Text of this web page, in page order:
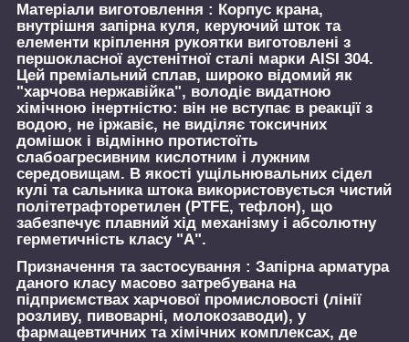
Матеріали виготовлення : Корпус крана,
внутрішня запірна куля, керуючий шток та
елементи кріплення рукоятки виготовлені з
першокласної аустенітної сталі марки AISI 304.
Цей преміальний сплав, широко відомий як
"харчова нержавійка", володіє видатною
хімічною інертністю: він не вступає в реакції з
водою, не іржавіє, не виділяє токсичних
домішок і відмінно протистоїть
слабоагресивним кислотним і лужним
середовищам. В якості ущільнювальних сідел
кулі та сальника штока використовується чистий
політетрафторетилен (PTFE, тефлон), що
забезпечує плавний хід механізму і абсолютну
герметичність класу "А".
Призначення та застосування : Запірна арматура
даного класу масово затребувана на
підприємствах харчової промисловості (лінії
розливу, пивоварні, молокозаводи), у
фармацевтичних та хімічних комплексах, де